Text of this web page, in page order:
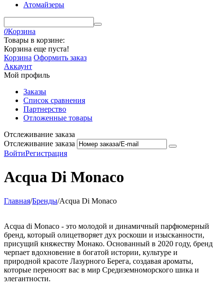
Атомайзеры
0Корзина
Товары в корзине:
Корзина еще пуста!
Корзина Оформить заказ
Аккаунт
Мой профиль
Заказы
Список сравнения
Партнерство
Отложенные товары
Отслеживание заказа
Отслеживание заказа
ВойтиРегистрация
Acqua Di Monaco
Главная/Бренды/Acqua Di Monaco
Acqua di Monaco - это молодой и динамичный парфюмерный
бренд, который олицетворяет дух роскоши и изысканности,
присущий княжеству Монако. Основанный в 2020 году, бренд
черпает вдохновение в богатой истории, культуре и
природной красоте Лазурного Берега, создавая ароматы,
которые переносят вас в мир Средиземноморского шика и
элегантности.